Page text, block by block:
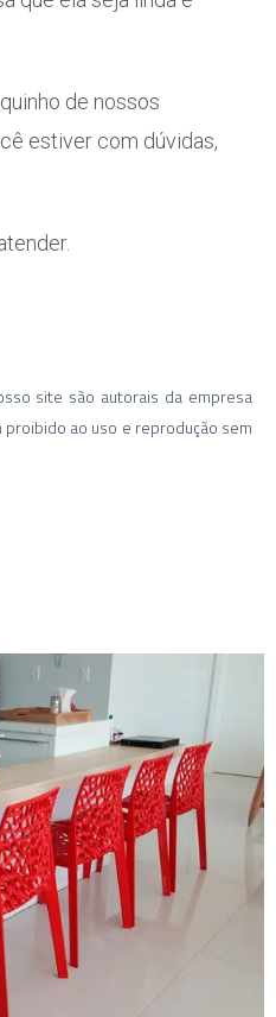
de nossos
estiver com dúvidas,
site são autorais da empresa
ao uso e reprodução sem